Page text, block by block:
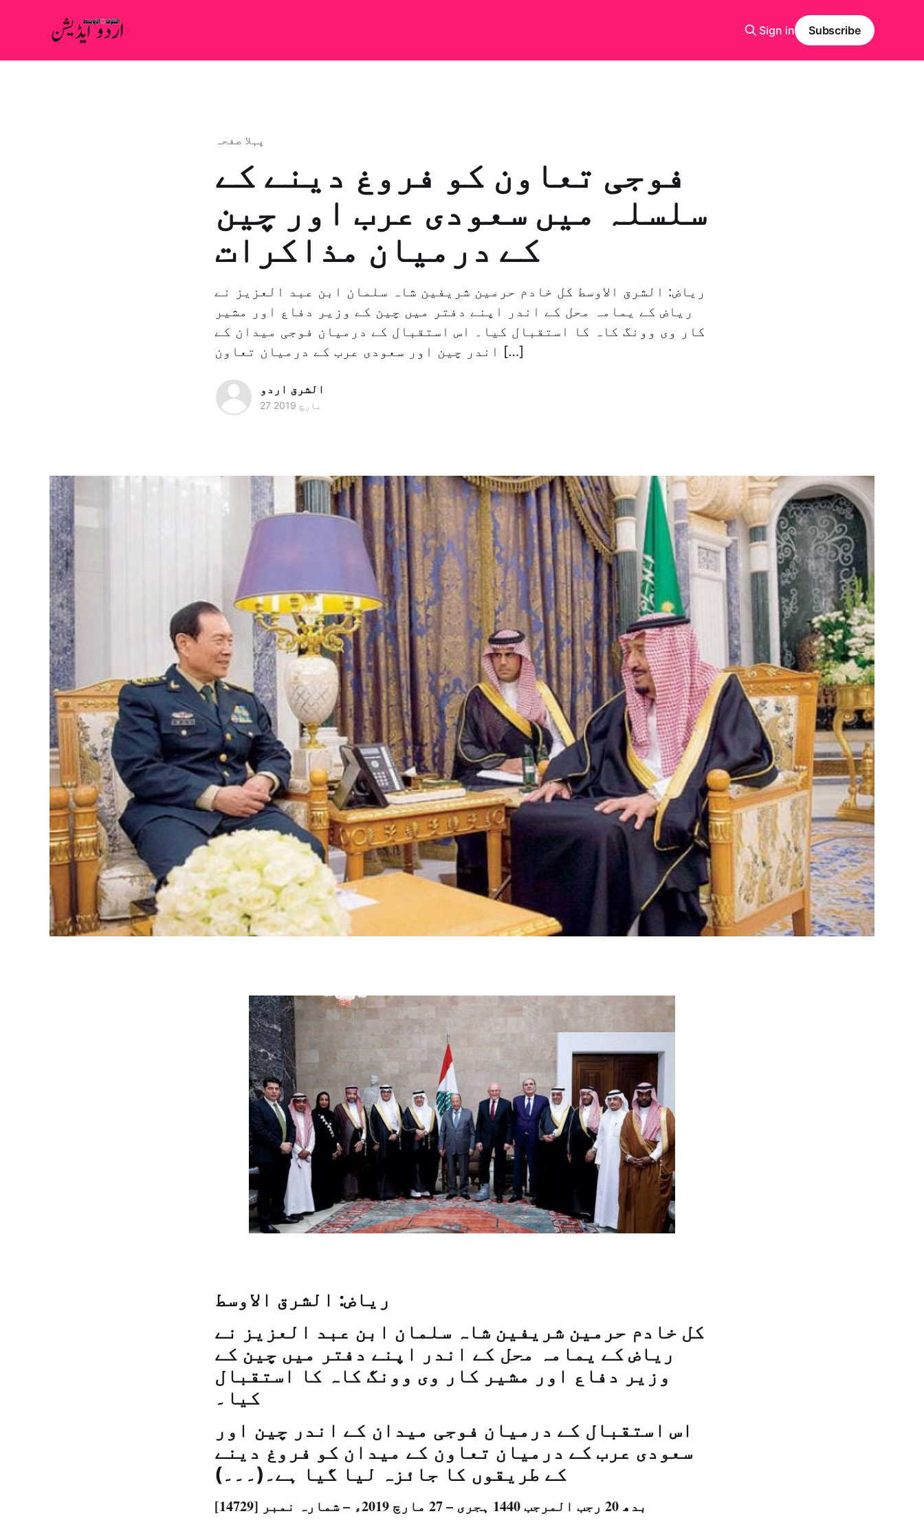
Sign in Subscribe
پہلا صفحہ
فوجی تعاون کو فروغ دینے کے
سلسلہ میں سعودی عرب اور چین
کے درمیان مذاکرات
ریاض: الشرق الاوسط کل خادم حرمین شریفین شاہ سلمان ابن عبد العزیز نے
ریاض کے یمامہ محل کے اندر اپنے دفتر میں چین کے وزیر دفاع اور مشیر
کار وی وونگ کاہ کا استقبال کیا۔ اس استقبال کے درمیان فوجی میدان کے
اندر چین اور سعودی عرب کے درمیان تعاون […]
الشرق اردو
27 مارچ 2019
ریاض: الشرق الاوسط
کل خادم حرمین شریفین شاہ سلمان ابن عبد العزیز نے
ریاض کے یمامہ محل کے اندر اپنے دفتر میں چین کے
وزیر دفاع اور مشیر کار وی وونگ کاہ کا استقبال
کیا۔
اس استقبال کے درمیان فوجی میدان کے اندر چین اور
سعودی عرب کے درمیان تعاون کے میدان کو فروغ دینے
کے طریقوں کا جائزہ لیا گیا ہے۔(۔۔۔)
بدھ 20 رجب المرجب 1440 ہجری – 27 مارچ 2019ء – شمارہ نمبر [14729]